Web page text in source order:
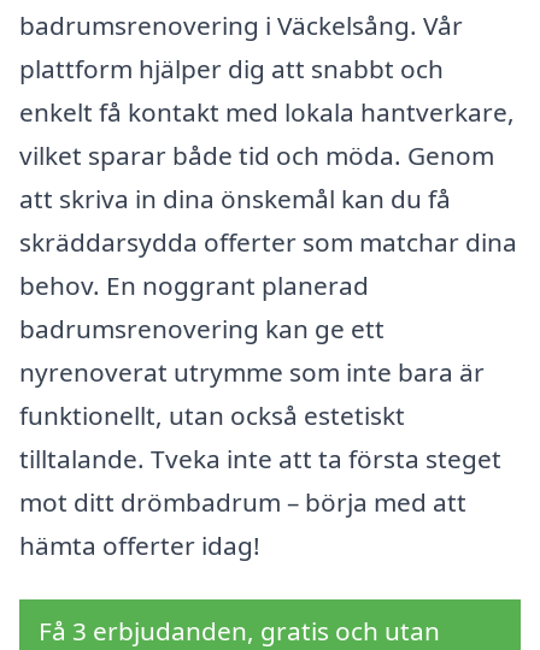
badrumsrenovering i Väckelsång. Vår
plattform hjälper dig att snabbt och
enkelt få kontakt med lokala hantverkare,
vilket sparar både tid och möda. Genom
att skriva in dina önskemål kan du få
skräddarsydda offerter som matchar dina
behov. En noggrant planerad
badrumsrenovering kan ge ett
nyrenoverat utrymme som inte bara är
funktionellt, utan också estetiskt
tilltalande. Tveka inte att ta första steget
mot ditt drömbadrum – börja med att
hämta offerter idag!
Få 3 erbjudanden, gratis och utan